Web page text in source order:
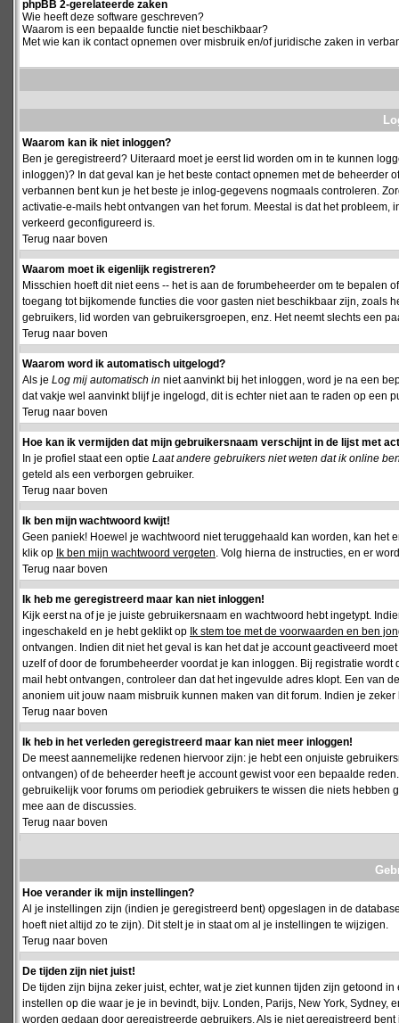
phpBB 2-gerelateerde zaken
Wie heeft deze software geschreven?
Waarom is een bepaalde functie niet beschikbaar?
Met wie kan ik contact opnemen over misbruik en/of juridische zaken in
Waarom kan ik niet inloggen?
Ben je geregistreerd? Uiteraard moet je eerst lid worden om in te kunnen
inloggen)? In dat geval kan je het beste contact opnemen met de beheerder
verbannen bent kun je het beste je inlog-gegevens nogmaals controleren.
activatie-e-mails hebt ontvangen van het forum. Meestal is dat het
verkeerd geconfigureerd is.
Terug naar boven
Waarom moet ik eigenlijk registreren?
Misschien hoeft dit niet eens -- het is aan de forumbeheerder om te bepalen
toegang tot bijkomende functies die voor gasten niet beschikbaar zijn,
gebruikers, lid worden van gebruikersgroepen, enz. Het neemt slechts een
Terug naar boven
Waarom word ik automatisch uitgelogd?
Als je Log mij automatisch in niet aanvinkt bij het inloggen, word je na een
dat vakje wel aanvinkt blijf je ingelogd, dit is echter niet aan te raden op een
Terug naar boven
Hoe kan ik vermijden dat mijn gebruikersnaam verschijnt in de lijst met
In je profiel staat een optie Laat andere gebruikers niet weten dat ik online
geteld als een verborgen gebruiker.
Terug naar boven
Ik ben mijn wachtwoord kwijt!
Geen paniek! Hoewel je wachtwoord niet teruggehaald kan worden, kan
klik op Ik ben mijn wachtwoord vergeten. Volg hierna de instructies, en er
Terug naar boven
Ik heb me geregistreerd maar kan niet inloggen!
Kijk eerst na of je je juiste gebruikersnaam en wachtwoord hebt ingetypt.
ingeschakeld en je hebt geklikt op Ik stem toe met de voorwaarden en ben
ontvangen. Indien dit niet het geval is kan het dat je account geactiveerd
uzelf of door de forumbeheerder voordat je kan inloggen. Bij registratie
mail hebt ontvangen, controleer dan dat het ingevulde adres klopt. Een van
anoniem uit jouw naam misbruik kunnen maken van dit forum. Indien je
Terug naar boven
Ik heb in het verleden geregistreerd maar kan niet meer inloggen!
De meest aannemelijke redenen hiervoor zijn: je hebt een onjuiste
ontvangen) of de beheerder heeft je account gewist voor een bepaalde
gebruikelijk voor forums om periodiek gebruikers te wissen die niets
mee aan de discussies.
Terug naar boven
Hoe verander ik mijn instellingen?
Al je instellingen zijn (indien je geregistreerd bent) opgeslagen in de
hoeft niet altijd zo te zijn). Dit stelt je in staat om al je instellingen te wijzigen.
Terug naar boven
De tijden zijn niet juist!
De tijden zijn bijna zeker juist, echter, wat je ziet kunnen tijden zijn getoond
instellen op die waar je je in bevindt, bijv. Londen, Parijs, New York,
worden gedaan door geregistreerde gebruikers. Als je niet geregistreerd